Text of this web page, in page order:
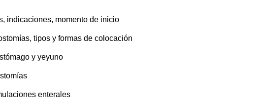
indicaciones, momento de inicio
tipos y formas de colocación
y yeyuno
enterales